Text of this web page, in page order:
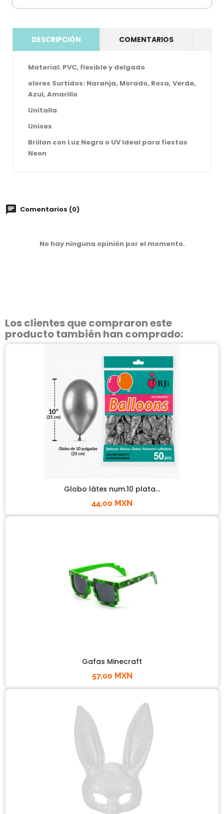
DESCRIPCIÓN COMENTARIOS
Material: PVC, flexible y delgado
olores Surtidos: Naranja, Morado, Rosa, Verde,
Azul, Amarillo
Unitalla
Unisex
Brillan con Luz Negra o UV Ideal para fiestas
Neon
Comentarios (0)
No hay ninguna opinión por el momento.
Los clientes que compraron este
producto también han comprado:
Globo látex num.10 plata...
44,00 MXN
Gafas Minecraft
57,00 MXN